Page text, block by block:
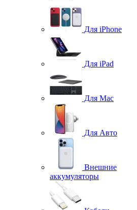
Для iPhone
Для iPad
Для Mac
Для Авто
Внешние
аккумуляторы